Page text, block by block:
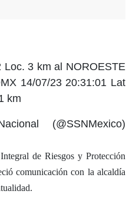
Loc. 3 km al NOROESTE
14/07/23 20:31:01 Lat
km
(@SSNMexico)
de Riesgos y Protección
comunicación con la alcaldía